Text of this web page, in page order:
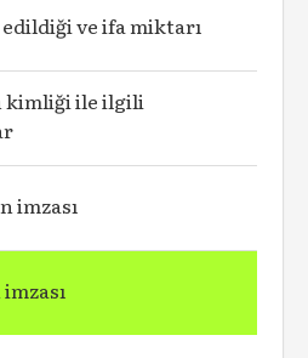
ve ifa miktarı
kimliği ile ilgili
imzası